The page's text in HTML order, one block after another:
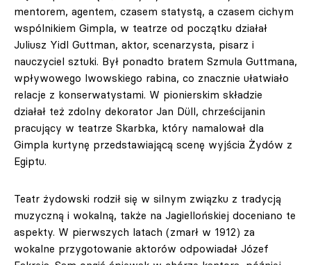
mentorem, agentem, czasem statystą, a czasem cichym
wspólnikiem Gimpla, w teatrze od początku działał
Juliusz Yidl Guttman, aktor, scenarzysta, pisarz i
nauczyciel sztuki. Był ponadto bratem Szmula Guttmana,
wpływowego lwowskiego rabina, co znacznie ułatwiało
relacje z konserwatystami. W pionierskim składzie
działał też zdolny dekorator Jan Düll, chrześcijanin
pracujący w teatrze Skarbka, który namalował dla
Gimpla kurtynę przedstawiającą scenę wyjścia Żydów z
Egiptu.
Teatr żydowski rodził się w silnym związku z tradycją
muzyczną i wokalną, także na Jagiellońskiej doceniano te
aspekty. W pierwszych latach (zmarł w 1912) za
wokalne przygotowanie aktorów odpowiadał Józef